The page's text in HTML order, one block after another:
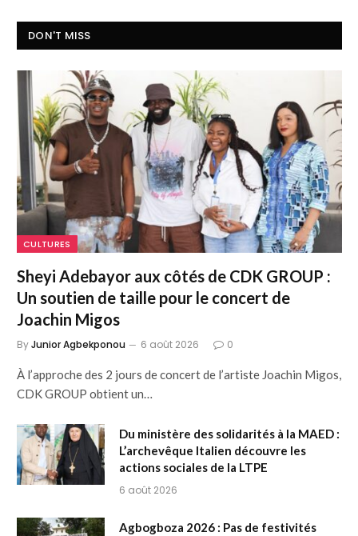
DON'T MISS
CULTURES
Sheyi Adebayor aux côtés de CDK GROUP :
Un soutien de taille pour le concert de
Joachin Migos
ByJunior Agbekponou 6 août 2026 0
À l’approche des 2 jours de concert de l’artiste Joachin Migos,
CDK GROUP obtient un…
Du ministère des solidarités à la MAED :
L’archevêque Italien découvre les
actions sociales de la LTPE
6 août 2026
Agbogboza 2026 : Pas de festivités